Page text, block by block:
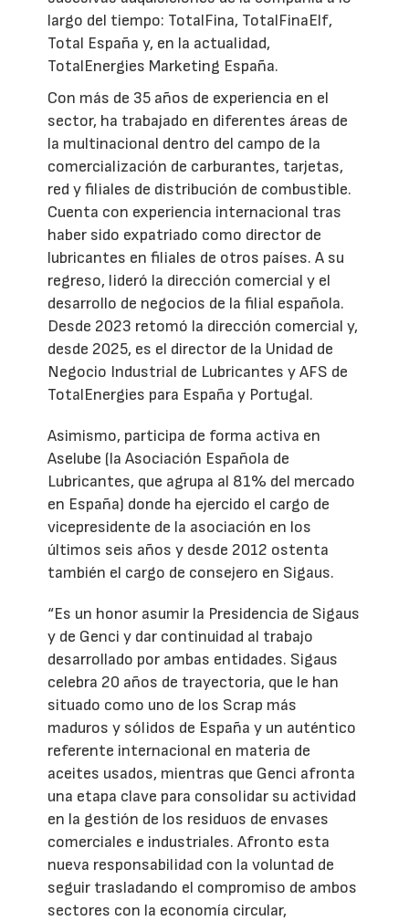
largo del tiempo: TotalFina, TotalFinaElf,
Total España y, en la actualidad,
TotalEnergies Marketing España.
Con más de 35 años de experiencia en el
sector, ha trabajado en diferentes áreas de
la multinacional dentro del campo de la
comercialización de carburantes, tarjetas,
red y filiales de distribución de combustible.
Cuenta con experiencia internacional tras
haber sido expatriado como director de
lubricantes en filiales de otros países. A su
regreso, lideró la dirección comercial y el
desarrollo de negocios de la filial española.
Desde 2023 retomó la dirección comercial y,
desde 2025, es el director de la Unidad de
Negocio Industrial de Lubricantes y AFS de
TotalEnergies para España y Portugal.
Asimismo, participa de forma activa en
Aselube (la Asociación Española de
Lubricantes, que agrupa al 81% del mercado
en España) donde ha ejercido el cargo de
vicepresidente de la asociación en los
últimos seis años y desde 2012 ostenta
también el cargo de consejero en Sigaus.
“Es un honor asumir la Presidencia de Sigaus
y de Genci y dar continuidad al trabajo
desarrollado por ambas entidades. Sigaus
celebra 20 años de trayectoria, que le han
situado como uno de los Scrap más
maduros y sólidos de España y un auténtico
referente internacional en materia de
aceites usados, mientras que Genci afronta
una etapa clave para consolidar su actividad
en la gestión de los residuos de envases
comerciales e industriales. Afronto esta
nueva responsabilidad con la voluntad de
seguir trasladando el compromiso de ambos
sectores con la economía circular,